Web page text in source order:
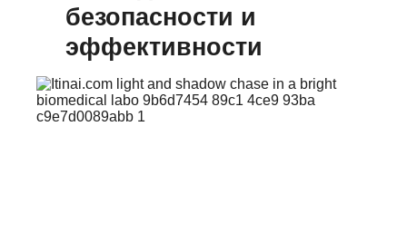
безопасности и
эффективности